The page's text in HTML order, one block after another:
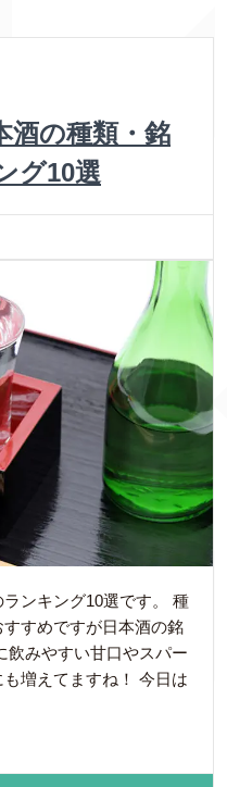
酒の種類・銘
グ10選
ンキング10選です。 種
すめですが日本酒の銘
飲みやすい甘口やスパー
増えてますね！ 今日は